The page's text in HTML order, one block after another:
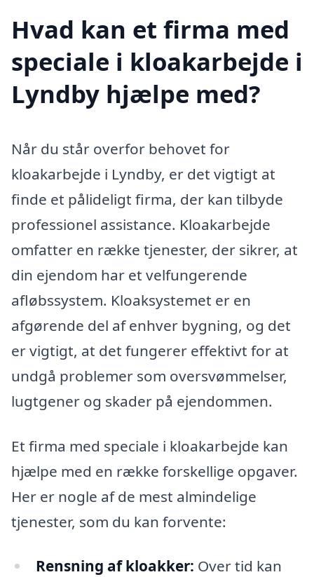
Hvad kan et firma med
speciale i kloakarbejde i
Lyndby hjælpe med?
Når du står overfor behovet for
kloakarbejde i Lyndby, er det vigtigt at
finde et pålideligt firma, der kan tilbyde
professionel assistance. Kloakarbejde
omfatter en række tjenester, der sikrer, at
din ejendom har et velfungerende
afløbssystem. Kloaksystemet er en
afgørende del af enhver bygning, og det
er vigtigt, at det fungerer effektivt for at
undgå problemer som oversvømmelser,
lugtgener og skader på ejendommen.
Et firma med speciale i kloakarbejde kan
hjælpe med en række forskellige opgaver.
Her er nogle af de mest almindelige
tjenester, som du kan forvente:
Rensning af kloakker: Over tid kan